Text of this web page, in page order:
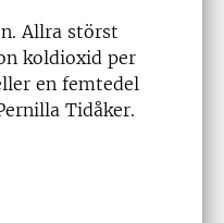
Allra störst
koldioxid per
en femtedel
Tidåker.